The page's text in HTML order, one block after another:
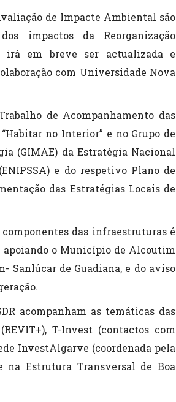
de Impacte Ambiental são
impactos da Reorganização
irá em breve ser actualizada e
com Universidade Nova
de Acompanhamento das
no Interior” e no Grupo de
(GIMAE) da Estratégia Nacional
e do respetivo Plano de
das Estratégias Locais de
componentes das infraestruturas é
apoiando o Município de Alcoutim
Sanlúcar de Guadiana, e do aviso
acompanham as temáticas das
T-Invest (contactos com
InvestAlgarve (coordenada pela
na Estrutura Transversal de Boa